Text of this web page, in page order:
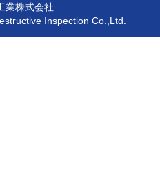
業株式会社
Inspection Co.,Ltd.